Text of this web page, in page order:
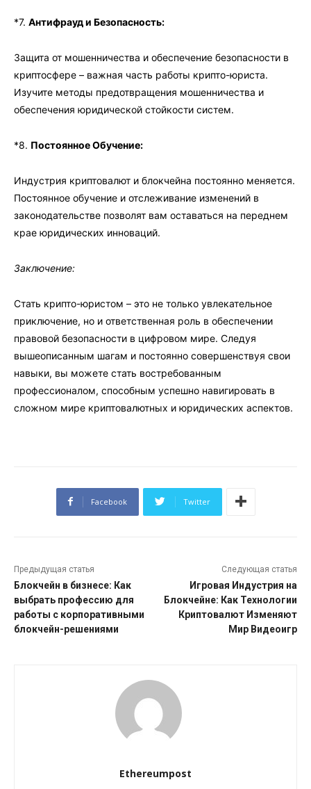
*7. Антифрауд и Безопасность:
Защита от мошенничества и обеспечение безопасности в
криптосфере – важная часть работы крипто-юриста.
Изучите методы предотвращения мошенничества и
обеспечения юридической стойкости систем.
*8. Постоянное Обучение:
Индустрия криптовалют и блокчейна постоянно меняется.
Постоянное обучение и отслеживание изменений в
законодательстве позволят вам оставаться на переднем
крае юридических инноваций.
Заключение:
Стать крипто-юристом – это не только увлекательное
приключение, но и ответственная роль в обеспечении
правовой безопасности в цифровом мире. Следуя
вышеописанным шагам и постоянно совершенствуя свои
навыки, вы можете стать востребованным
профессионалом, способным успешно навигировать в
сложном мире криптовалютных и юридических аспектов.
Facebook Twitter
Предыдущая статья
Блокчейн в бизнесе: Как
выбрать профессию для
работы с корпоративными
блокчейн-решениями
Следующая статья
Игровая Индустрия на
Блокчейне: Как Технологии
Криптовалют Изменяют
Мир Видеоигр
Ethereumpost